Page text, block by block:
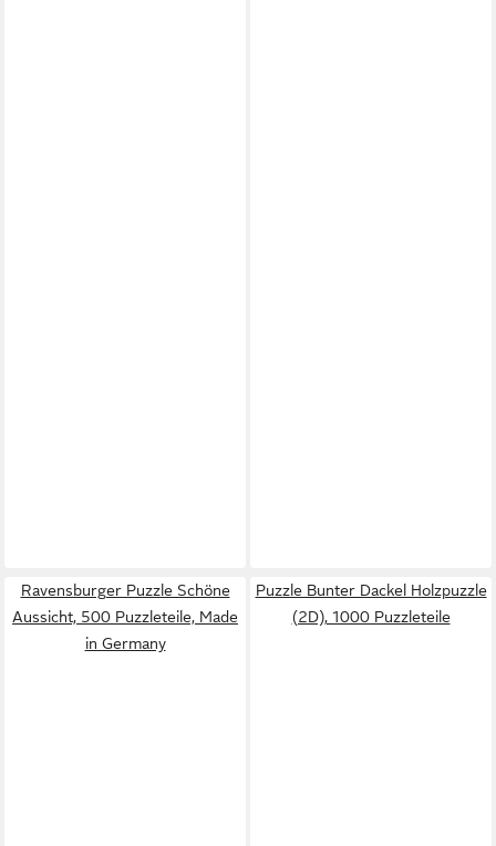
Ravensburger Puzzle Schöne
Aussicht, 500 Puzzleteile, Made
in Germany
Puzzle Bunter Dackel Holzpuzzle
(2D), 1000 Puzzleteile